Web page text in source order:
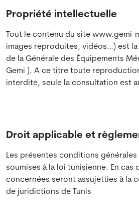
Propriété intellectuelle
Tout le contenu du site www.gemi-
images reproduites, vidéos…) est
de la Générale des Équipements
Gemi ). A ce titre toute
interdite, seule la consultation est
Droit applicable et
Les présentes conditions
soumises à la loi tunisienne. En cas
concernées seront assujetties à la
de juridictions de Tunis